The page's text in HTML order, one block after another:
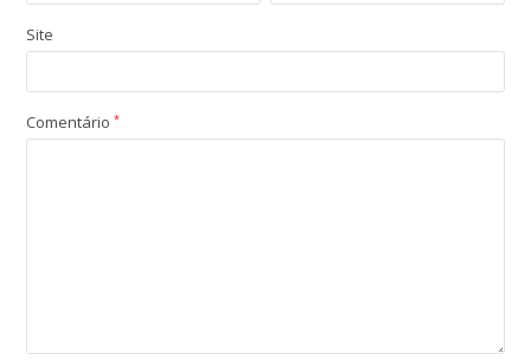
Site
Comentário*